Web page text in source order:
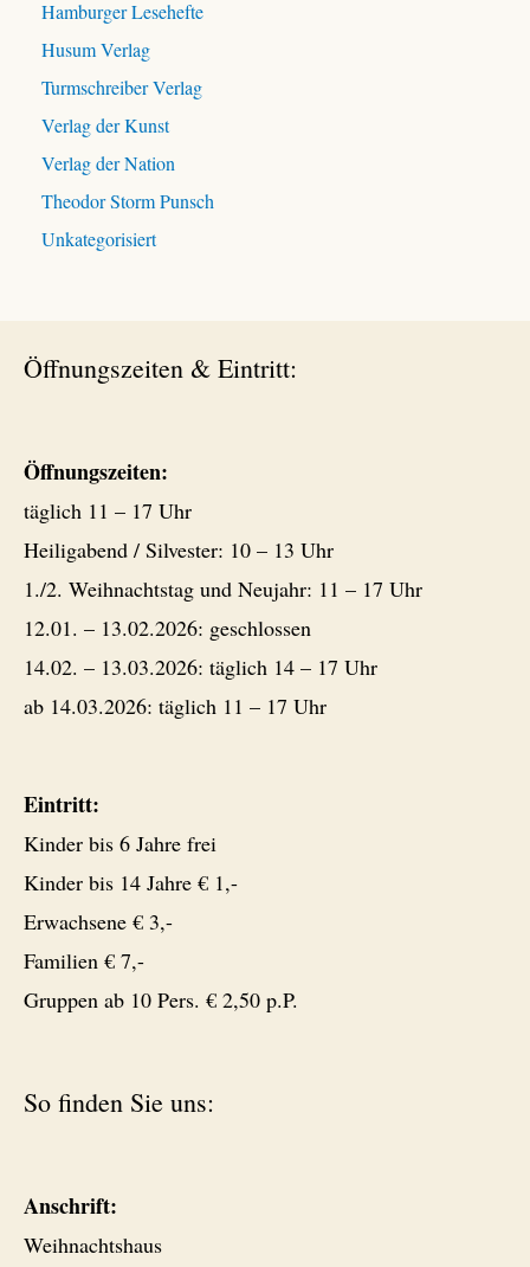
Hamburger Lesehefte
Husum Verlag
Turmschreiber Verlag
Verlag der Kunst
Verlag der Nation
Theodor Storm Punsch
Unkategorisiert
Öffnungszeiten & Eintritt:
Öffnungszeiten:
täglich 11 – 17 Uhr
Heiligabend / Silvester: 10 – 13 Uhr
1./2. Weihnachtstag und Neujahr: 11 – 17 Uhr
12.01. – 13.02.2026: geschlossen
14.02. – 13.03.2026: täglich 14 – 17 Uhr
ab 14.03.2026: täglich 11 – 17 Uhr
Eintritt:
Kinder bis 6 Jahre frei
Kinder bis 14 Jahre € 1,-
Erwachsene € 3,-
Familien € 7,-
Gruppen ab 10 Pers. € 2,50 p.P.
So finden Sie uns:
Anschrift:
Weihnachtshaus